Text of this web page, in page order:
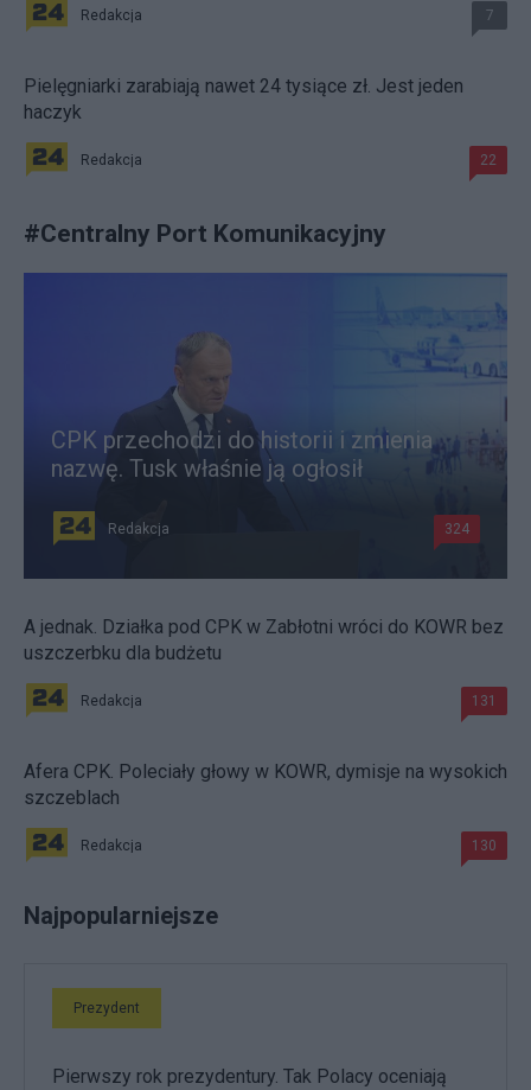
Redakcja 7
Pielęgniarki zarabiają nawet 24 tysiące zł. Jest jeden
haczyk
Redakcja 22
#Centralny Port Komunikacyjny
CPK przechodzi do historii i zmienia
nazwę. Tusk właśnie ją ogłosił
Redakcja 324
A jednak. Działka pod CPK w Zabłotni wróci do KOWR bez
uszczerbku dla budżetu
Redakcja 131
Afera CPK. Poleciały głowy w KOWR, dymisje na wysokich
szczeblach
Redakcja 130
Najpopularniejsze
Prezydent
Pierwszy rok prezydentury. Tak Polacy oceniają